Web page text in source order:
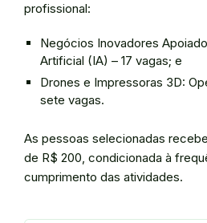
profissional:
Negócios Inovadores
Artificial (IA) – 17 vagas; e
Drones e Impressoras 3D:
sete vagas.
As pessoas selecionadas
de R$ 200, condicionada à
cumprimento das atividades.